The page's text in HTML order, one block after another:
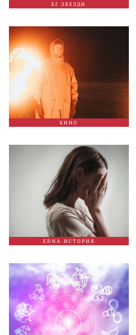
БГ ЗВЕЗДИ
КИНО
EDNA ИСТОРИЯ